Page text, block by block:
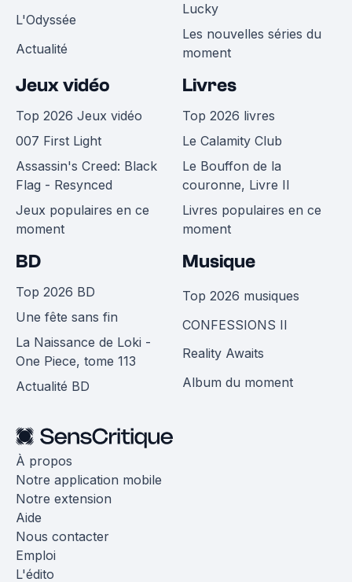
L'Odyssée
Actualité
Lucky
Les nouvelles séries du
moment
Jeux vidéo
Top 2026 Jeux vidéo
007 First Light
Assassin's Creed: Black
Flag - Resynced
Jeux populaires en ce
moment
Livres
Top 2026 livres
Le Calamity Club
Le Bouffon de la
couronne, Livre II
Livres populaires en ce
moment
BD
Top 2026 BD
Une fête sans fin
La Naissance de Loki -
One Piece, tome 113
Actualité BD
Musique
Top 2026 musiques
CONFESSIONS II
Reality Awaits
Album du moment
À propos
Notre application mobile
Notre extension
Aide
Nous contacter
Emploi
L'édito